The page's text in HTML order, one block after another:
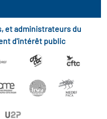
et administrateurs du
d'intérêt public